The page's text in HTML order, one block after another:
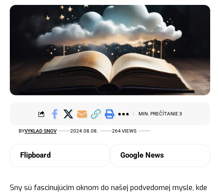
BYVYKLAD SNOV 2024.08.08. 264 VIEWS
MIN. PREČÍTANIE 3
Flipboard Google News
Sny sú fascinujúcim oknom do našej podvedomej mysle, kde